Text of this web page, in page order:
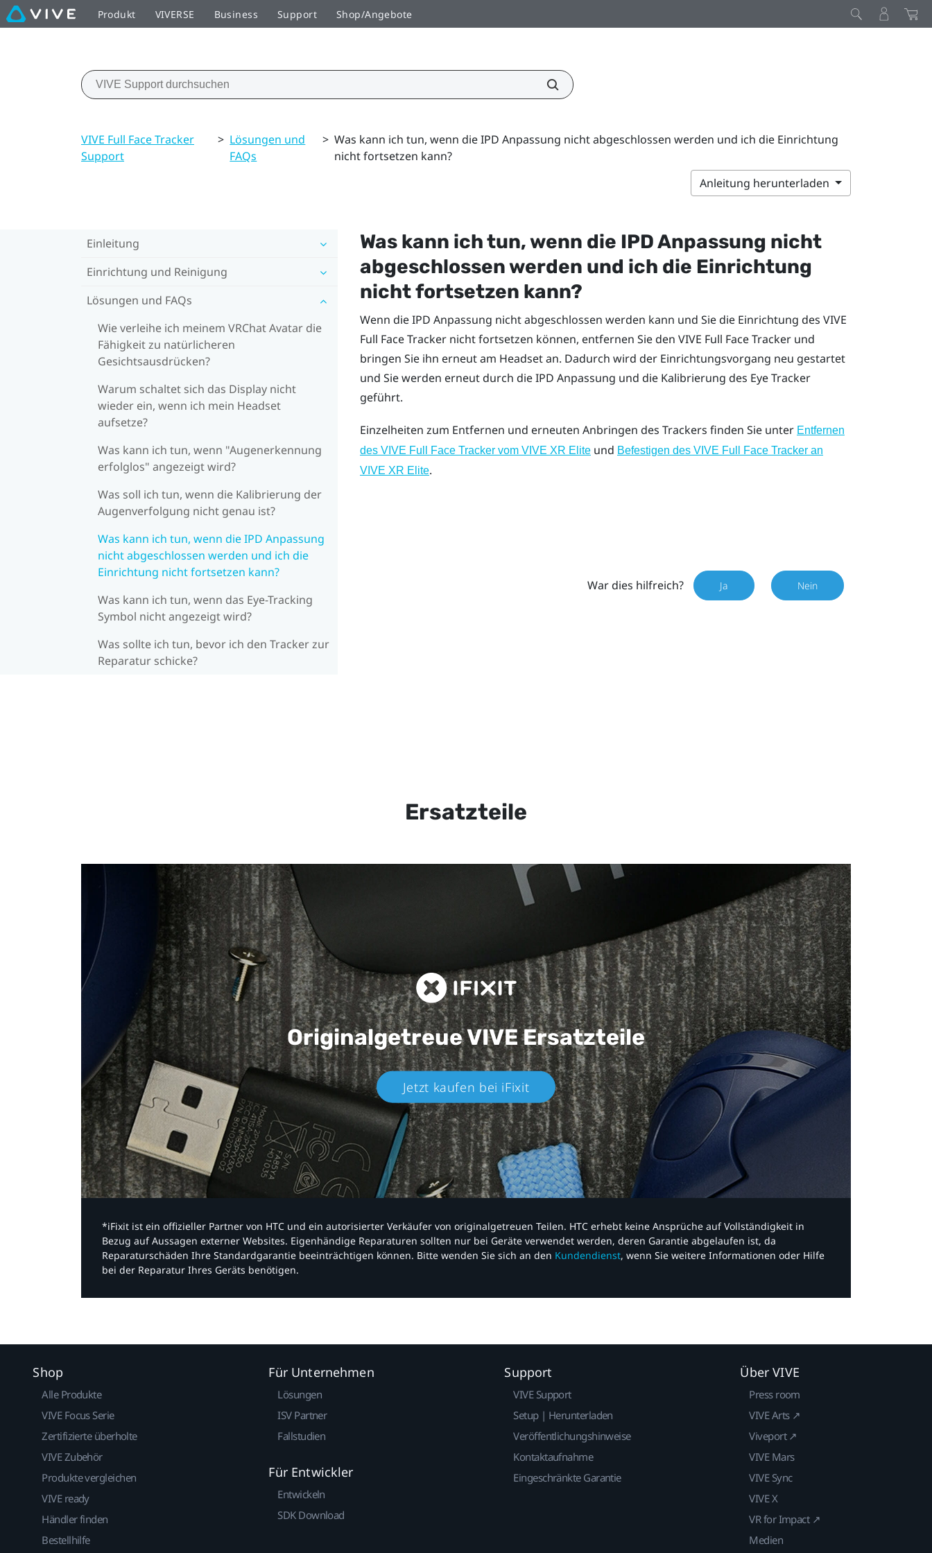
Produkt VIVERSE Business Support Shop/Angebote
VIVE Full Face Tracker
Support
> Lösungen und
FAQs
> Was kann ich tun, wenn die IPD Anpassung nicht abgeschlossen werden und ich die Einrichtung
nicht fortsetzen kann?
Anleitung herunterladen
Einleitung
Einrichtung und Reinigung
Lösungen und FAQs
Wie verleihe ich meinem VRChat Avatar die
Fähigkeit zu natürlicheren
Gesichtsausdrücken?
Warum schaltet sich das Display nicht
wieder ein, wenn ich mein Headset
aufsetze?
Was kann ich tun, wenn "Augenerkennung
erfolglos" angezeigt wird?
Was soll ich tun, wenn die Kalibrierung der
Augenverfolgung nicht genau ist?
Was kann ich tun, wenn die IPD Anpassung
nicht abgeschlossen werden und ich die
Einrichtung nicht fortsetzen kann?
Was kann ich tun, wenn das Eye-Tracking
Symbol nicht angezeigt wird?
Was sollte ich tun, bevor ich den Tracker zur
Reparatur schicke?
Was kann ich tun, wenn die IPD Anpassung nicht
abgeschlossen werden und ich die Einrichtung
nicht fortsetzen kann?
Wenn die IPD Anpassung nicht abgeschlossen werden kann und Sie die Einrichtung des VIVE
Full Face Trackernicht fortsetzen können, entfernen Sie den VIVE Full Face Trackerund
bringen Sie ihn erneut am Headset an. Dadurch wird der Einrichtungsvorgang neu gestartet
und Sie werden erneut durch die IPD Anpassung und die Kalibrierung des Eye Tracker
geführt.
Einzelheiten zum Entfernen und erneuten Anbringen des Trackers finden Sie unter Entfernen
des VIVE Full Face Tracker vom VIVE XR Eliteund Befestigen des VIVE Full Face Tracker an
VIVE XR Elite.
War dies hilfreich? Ja Nein
Ersatzteile
Originalgetreue VIVEErsatzteile
Jetzt kaufen bei iFixit​
*iFixit ist ein offizieller Partner von HTC und ein autorisierter Verkäufer von originalgetreuen Teilen. HTC erhebt keine Ansprüche auf Vollständigkeit in
Bezug auf Aussagen externer Websites. Eigenhändige Reparaturen sollten nur bei Geräte verwendet werden, deren Garantie abgelaufen ist, da
Reparaturschäden Ihre Standardgarantie beeinträchtigen können. Bitte wenden Sie sich an den Kundendienst, wenn Sie weitere Informationen oder Hilfe
bei der Reparatur Ihres Geräts benötigen.​
Shop
Alle Produkte
VIVE Focus Serie
Zertifizierte überholte
VIVE Zubehör
Produkte vergleichen
VIVE ready
Händler finden
Bestellhilfe
Für Unternehmen
Lösungen
ISV Partner
Fallstudien
Für Entwickler
Entwickeln
SDK Download
Support
VIVE Support
Setup | Herunterladen
Veröffentlichungshinweise
Kontaktaufnahme
Eingeschränkte Garantie
Über VIVE
Press room
VIVE Arts ↗
Viveport ↗
VIVE Mars
VIVE Sync
VIVE X
VR for Impact ↗
Medien